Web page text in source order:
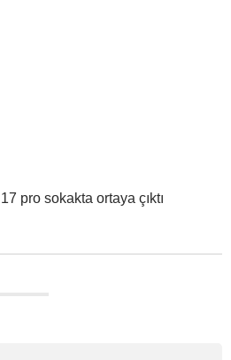
pro sokakta ortaya çıktı